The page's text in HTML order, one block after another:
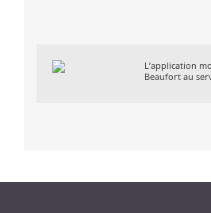
L’application
Beaufort au